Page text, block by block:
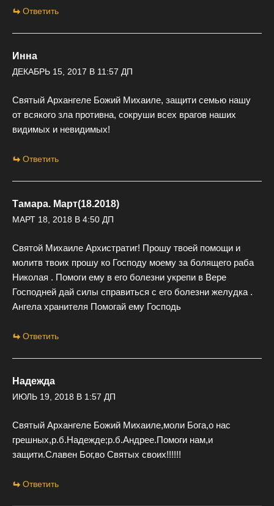
Ответить
Инна
ДЕКАБРЬ 15, 2017 В 11:57 ДП
Святый Архангеле Божий Михаиле, защити семью нашу
от всякого зла противна, сокруши всех врагов наших
видимых и невидимых!
Ответить
Тамара. Март(18.2018)
МАРТ 18, 2018 В 4:50 ДП
Святой Михаиле Архистратиг! Прошу твоей помощи и
молитв твоих прошу ко Господу моему за болящего раба
Николая . Помоги ему в его болезни укрепи в Вере
Господней дай силы справиться с его болезни желудка .
Ангела хранителя Помогай ему Господь
Ответить
Надежда
ИЮЛЬ 19, 2018 В 1:57 ДП
Святый Архангеле Божий Михаиле,моли Бога,о нас
грешных,р.б.Надежде;р.б.Андрее.Помоги нам,и
защити.Славен Бог,во Святых своих!!!!!!
Ответить